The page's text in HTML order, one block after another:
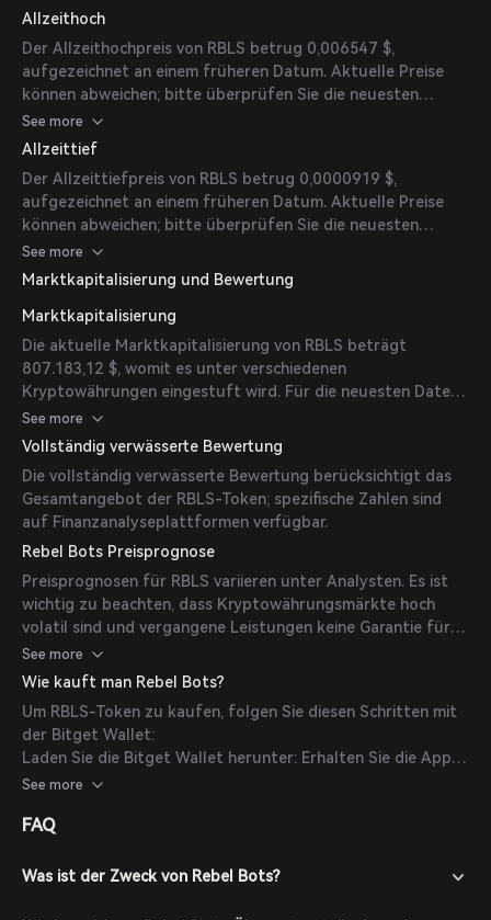
Allzeithoch
Der Allzeithochpreis von RBLS betrug 0,006547 $,
aufgezeichnet an einem früheren Datum. Aktuelle Preise
können abweichen; bitte überprüfen Sie die neuesten
Marktdaten für Updates.
See more
Allzeittief
Der Allzeittiefpreis von RBLS betrug 0,0000919 $,
aufgezeichnet an einem früheren Datum. Aktuelle Preise
können abweichen; bitte überprüfen Sie die neuesten
Marktdaten für Updates.
See more
Marktkapitalisierung und Bewertung
Marktkapitalisierung
Die aktuelle Marktkapitalisierung von RBLS beträgt
807.183,12 $, womit es unter verschiedenen
Kryptowährungen eingestuft wird. Für die neuesten Daten
konsultieren Sie bitte Echtzeit-Marktdatenquellen.
See more
Vollständig verwässerte Bewertung
Die vollständig verwässerte Bewertung berücksichtigt das
Gesamtangebot der RBLS-Token; spezifische Zahlen sind
auf Finanzanalyseplattformen verfügbar.
Rebel Bots Preisprognose
Preisprognosen für RBLS variieren unter Analysten. Es ist
wichtig zu beachten, dass Kryptowährungsmärkte hoch
volatil sind und vergangene Leistungen keine Garantie für
zukünftige Ergebnisse darstellen. Investoren sollten
gründliche Recherchen durchführen und Finanzberater
See more
Wie kauft man Rebel Bots?
Um RBLS-Token zu kaufen, folgen Sie diesen Schritten mit
der Bitget Wallet:
Laden Sie die Bitget Wallet herunter: Erhalten Sie die App
von der offiziellen Website oder Ihrem App-Store.
den Anweisungen, um ein neues Konto mit einem starken
Laden Sie Ihre Wallet auf: Tätigen Sie Einzahlungen, indem
See more
FAQ
Was ist der Zweck von Rebel Bots?